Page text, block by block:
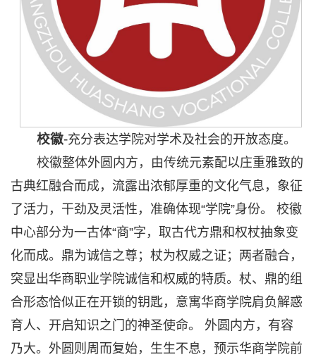
校徽-充分表达学院对学术及社会的开放态度。
校徽整体外圆内方，由传统元素配以庄重雅致的
古典红融合而成，流露出浓郁厚重的文化气息，象征
了活力，干劲及灵活性，准确体现“学院”身份。 校徽
中心部分为一古体“商”字，取古代方鼎和权杖抽象变
化而成。鼎为诚信之尊；杖为权威之证；两者融合，
突显出华商职业学院诚信和权威的特质。杖、鼎的组
合形态恰似正在开锁的钥匙，意寓华商学院肩负解惑
育人、开启知识之门的神圣使命。 外圆内方，有容
乃大。外圆则周而复始，生生不息，预示华商学院前